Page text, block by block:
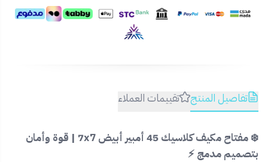
تفاصيل المنتج تقييمات العملاء
❄️ مفتاح مكيف كلاسيك 45 أمبير أبيض 7x7 | قوة وأمان
بتصميم مدمج ⚡